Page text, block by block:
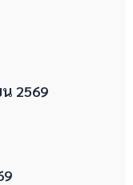
2569